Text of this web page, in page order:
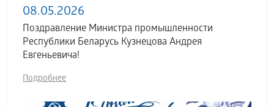
08.05.2026
Поздравление Министра промышленности
Республики Беларусь Кузнецова Андрея
Евгеньевича!
Подробнее